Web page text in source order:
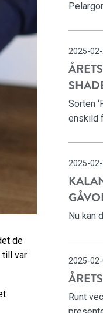
de
till var
2025-
Sorten
enskild
2025-
Nu kan
2025-
Runt